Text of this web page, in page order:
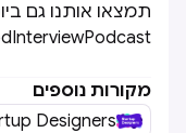
תמצאו אותנו גם
מקורות נוספים
Designers